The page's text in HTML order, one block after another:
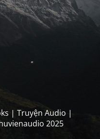
| Truyện Audio |
2025